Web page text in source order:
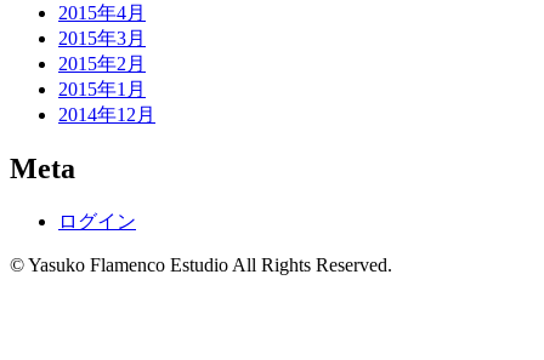
2015年4月
2015年3月
2015年2月
2015年1月
2014年12月
Meta
ログイン
© Yasuko Flamenco Estudio All Rights Reserved.